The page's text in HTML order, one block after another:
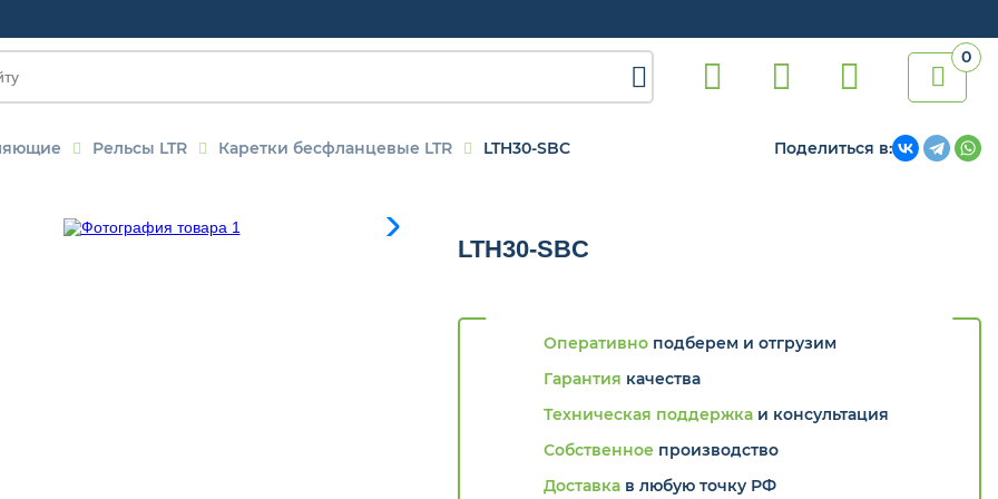

0
Рельсы LTR Каретки бесфланцевые LTR LTH30-SBC Поделиться в:
LTH30-SBC
Оперативно подберем и отгрузим
Гарантия качества
Техническая поддержка и консультация
Собственное производство
Доставка в любую точку РФ